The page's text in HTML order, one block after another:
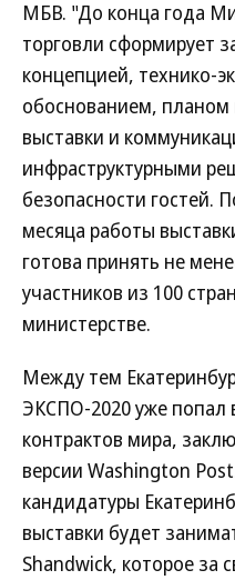
МБВ. "До конца года
торговли сформирует
концепцией, технико-
обоснованием,
выставки и
инфраструктурными
безопасности гостей.
месяца работы
готова принять не
участников из 100
министерстве.
Между тем
ЭКСПО-2020 уже попал
контрактов мира,
версии Washington
кандидатуры
выставки будет
Shandwick, которое за